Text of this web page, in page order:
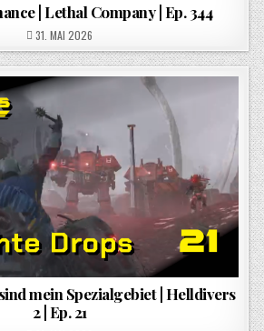
| Lethal Company | Ep. 344
POSTED ON
31. MAI 2026
mein Spezialgebiet | Helldivers
2 | Ep. 21